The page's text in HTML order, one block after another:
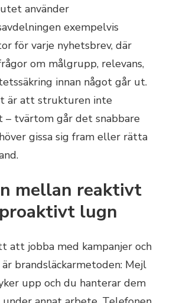
använder
exempelvis
för varje nyhetsbrev, där
om målgrupp, relevans,
innan något går ut.
är att strukturen inte
– tvärtom går det snabbare
gissa sig fram eller rätta
mellan reaktivt
lugn
att jobba med kampanjer och
brandsläckarmetoden: Mejl
upp och du hanterar dem